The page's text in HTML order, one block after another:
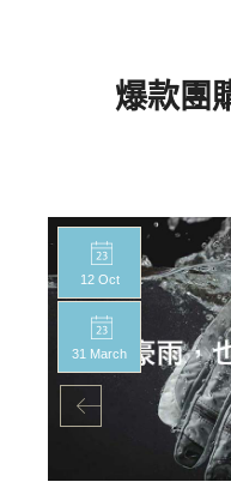
爆款團
12 Oct
31 March